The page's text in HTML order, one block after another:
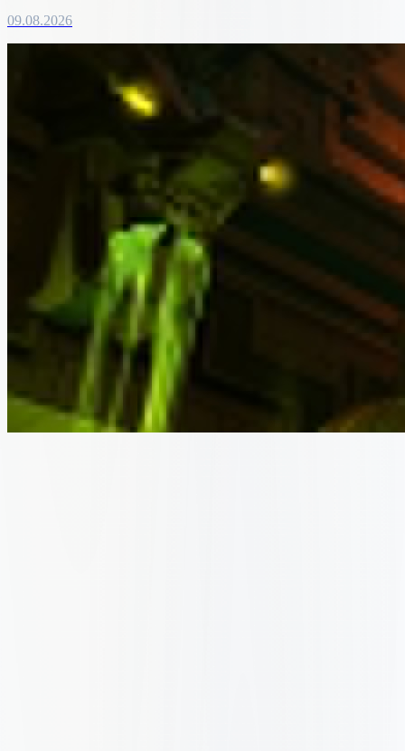
09.08.2026